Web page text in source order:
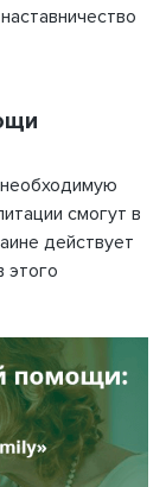
необходимую
смогут в
действует
этого